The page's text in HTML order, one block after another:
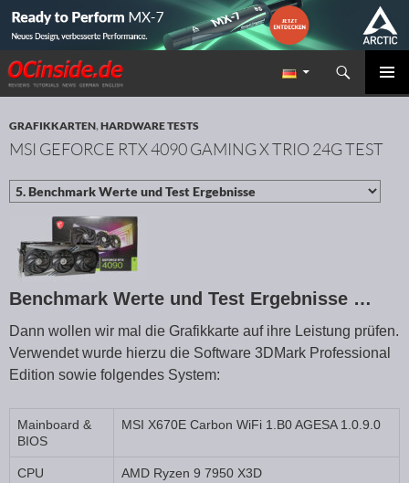
Redaktion ocinside.de PC Hardware Portal
Suchen
ZUM INHALT SPRINGEN
GRAFIKKARTEN,HARDWARE TESTS
MSI GEFORCE RTX 4090 GAMING X TRIO 24G TEST
Benchmark Werte und Test Ergebnisse …
Dann wollen wir mal die Grafikkarte auf ihre Leistung prüfen.
Verwendet wurde hierzu die Software 3DMark Professional
Edition sowie folgendes System:
Mainboard &
BIOS
MSI X670E Carbon WiFi 1.B0 AGESA 1.0.9.0
CPU AMD Ryzen 9 7950 X3D